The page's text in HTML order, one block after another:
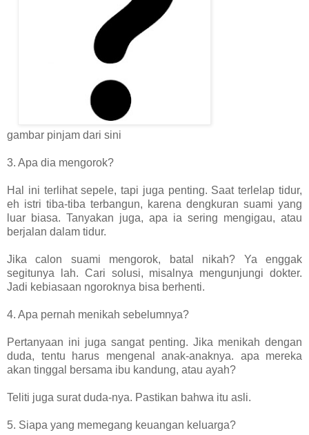
gambar pinjam dari sini
3. Apa dia mengorok?
Hal ini terlihat sepele, tapi juga penting. Saat terlelap tidur,
eh istri tiba-tiba terbangun, karena dengkuran suami yang
luar biasa. Tanyakan juga, apa ia sering mengigau, atau
berjalan dalam tidur.
Jika calon suami mengorok, batal nikah? Ya enggak
segitunya lah. Cari solusi, misalnya mengunjungi dokter.
Jadi kebiasaan ngoroknya bisa berhenti.
4. Apa pernah menikah sebelumnya?
Pertanyaan ini juga sangat penting. Jika menikah dengan
duda, tentu harus mengenal anak-anaknya. apa mereka
akan tinggal bersama ibu kandung, atau ayah?
Teliti juga surat duda-nya. Pastikan bahwa itu asli.
5. Siapa yang memegang keuangan keluarga?